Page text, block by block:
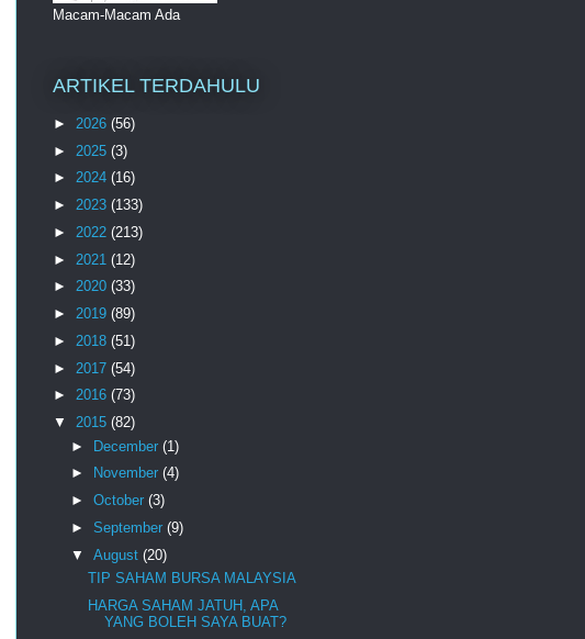
Macam-Macam Ada
ARTIKEL TERDAHULU
► 2026 (56)
► 2025 (3)
► 2024 (16)
► 2023 (133)
► 2022 (213)
► 2021 (12)
► 2020 (33)
► 2019 (89)
► 2018 (51)
► 2017 (54)
► 2016 (73)
▼ 2015 (82)
► December (1)
►
November (4)
► October (3)
► September (9)
▼ August (20)
TIP SAHAM BURSA MALAYSIA
HARGA SAHAM JATUH, APA
YANG BOLEH SAYA BUAT?